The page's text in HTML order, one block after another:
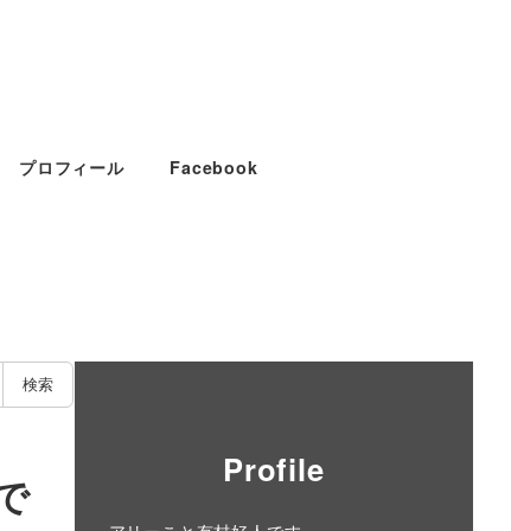
プロフィール Facebook
検索
Profile